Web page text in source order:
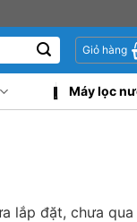
Giỏ hàng
Máy lọc
lắp đặt, chưa